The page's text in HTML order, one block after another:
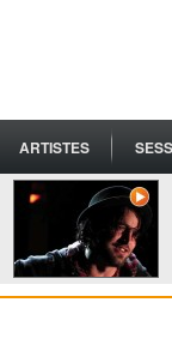
ARTISTES